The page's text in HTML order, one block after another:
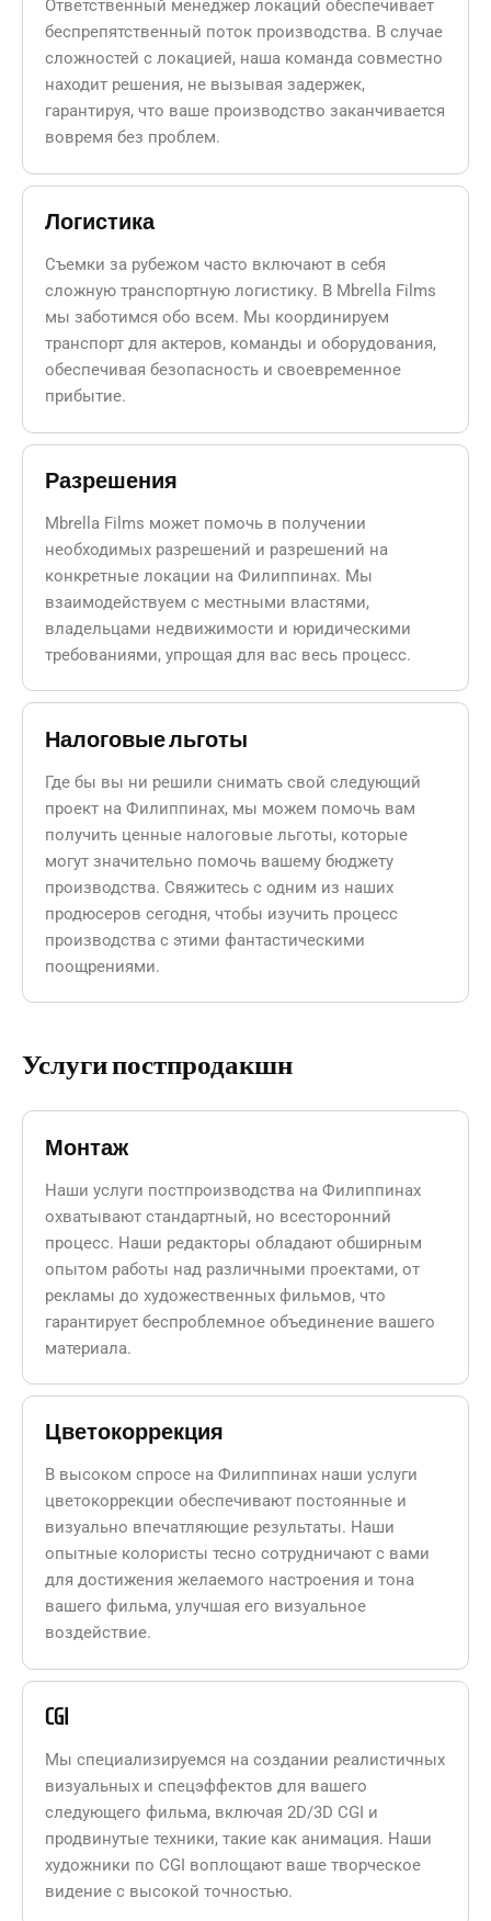
Ответственный менеджер локаций обеспечивает
беспрепятственный поток производства. В случае
сложностей с локацией, наша команда совместно
находит решения, не вызывая задержек,
гарантируя, что ваше производство заканчивается
вовремя без проблем.
Логистика
Съемки за рубежом часто включают в себя
сложную транспортную логистику. В Mbrella Films
мы заботимся обо всем. Мы координируем
транспорт для актеров, команды и оборудования,
обеспечивая безопасность и своевременное
прибытие.
Разрешения
Mbrella Films может помочь в получении
необходимых разрешений и разрешений на
конкретные локации на Филиппинах. Мы
взаимодействуем с местными властями,
владельцами недвижимости и юридическими
требованиями, упрощая для вас весь процесс.
Налоговые льготы
Где бы вы ни решили снимать свой следующий
проект на Филиппинах, мы можем помочь вам
получить ценные налоговые льготы, которые
могут значительно помочь вашему бюджету
производства. Свяжитесь с одним из наших
продюсеров сегодня, чтобы изучить процесс
производства с этими фантастическими
поощрениями.
Услуги постпродакшн
Монтаж
Наши услуги постпроизводства на Филиппинах
охватывают стандартный, но всесторонний
процесс. Наши редакторы обладают обширным
опытом работы над различными проектами, от
рекламы до художественных фильмов, что
гарантирует беспроблемное объединение вашего
материала.
Цветокоррекция
В высоком спросе на Филиппинах наши услуги
цветокоррекции обеспечивают постоянные и
визуально впечатляющие результаты. Наши
опытные колористы тесно сотрудничают с вами
для достижения желаемого настроения и тона
вашего фильма, улучшая его визуальное
воздействие.
CGI
Мы специализируемся на создании реалистичных
визуальных и спецэффектов для вашего
следующего фильма, включая 2D/3D CGI и
продвинутые техники, такие как анимация. Наши
художники по CGI воплощают ваше творческое
видение с высокой точностью.